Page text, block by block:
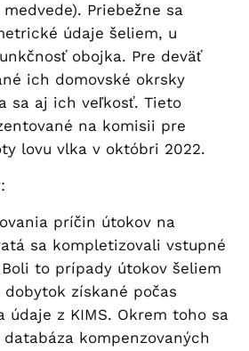
Priebežne sa
údaje šeliem, u
obojka. Pre deväť
ich domovské okrsky
sa aj ich veľkosť. Tieto
na komisii pre
lovu vlka v októbri 2022.
príčin útokov na
sa kompletizovali vstupné
to prípady útokov šeliem
získané počas
údaje z KIMS. Okrem toho sa
kompenzovaných